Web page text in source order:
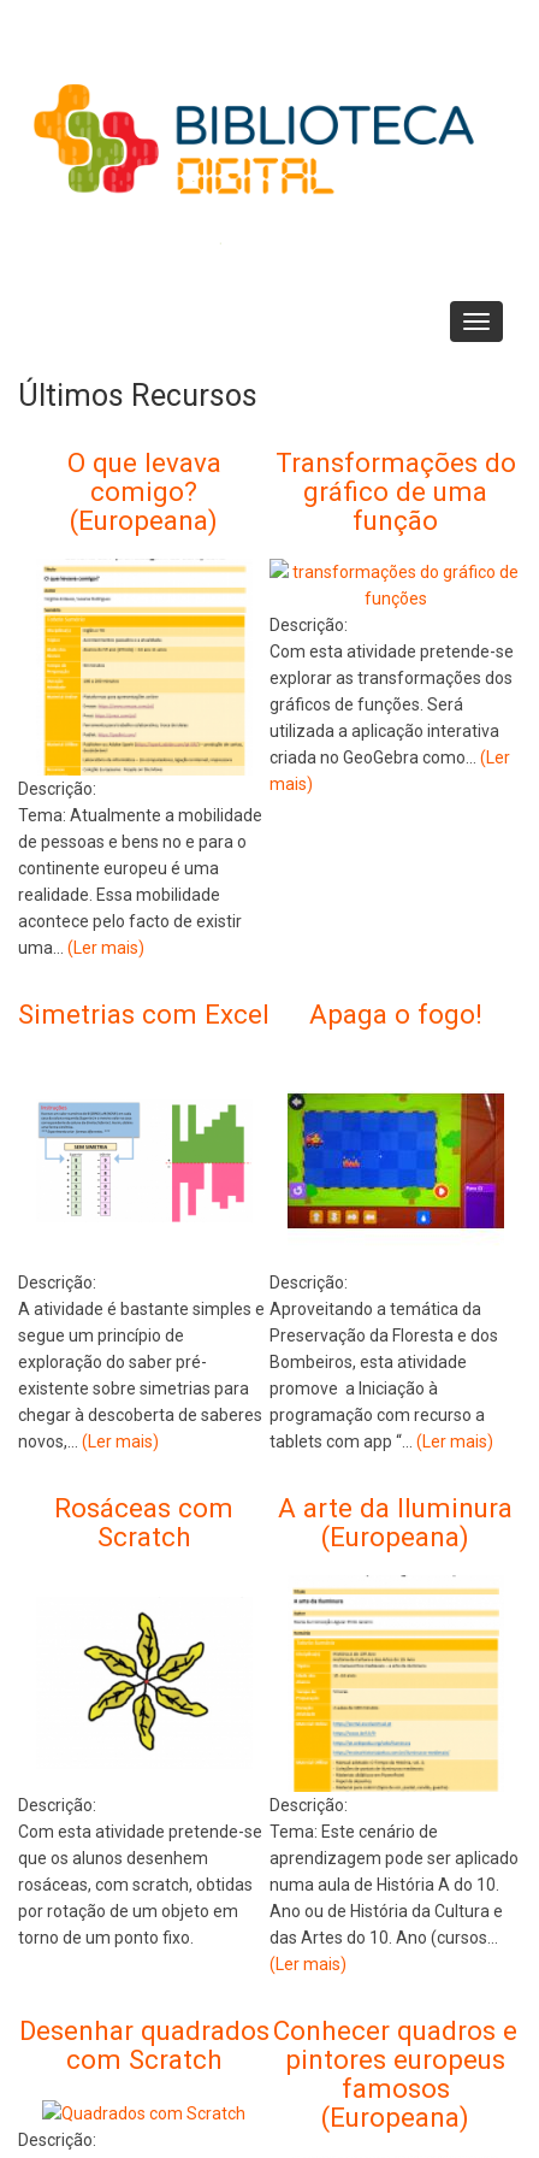
conteúdo
principal
Toggle
Últimos Recursos
O que levava
comigo?
(Europeana)
Descrição:
Tema: Atualmente a mobilidade
de pessoas e bens no e para o
continente europeu é uma
realidade. Essa mobilidade
acontece pelo facto de existir
uma… (Ler mais)
Transformações do
gráfico de uma
função
Descrição:
Com esta atividade pretende-se
explorar as transformações dos
gráficos de funções. Será
utilizada a aplicação interativa
criada no GeoGebra como… (Ler
mais)
Simetrias com Excel
Descrição:
A atividade é bastante simples e
segue um princípio de
exploração do saber pré-
existente sobre simetrias para
chegar à descoberta de saberes
novos,… (Ler mais)
Apaga o fogo!
Descrição:
Aproveitando a temática da
Preservação da Floresta e dos
Bombeiros, esta atividade
promove a Iniciação à
programação com recurso a
tablets com app “… (Ler mais)
Rosáceas com
Scratch
Descrição:
Com esta atividade pretende-se
que os alunos desenhem
rosáceas, com scratch, obtidas
por rotação de um objeto em
torno de um ponto fixo.
A arte da Iluminura
(Europeana)
Descrição:
Tema: Este cenário de
aprendizagem pode ser aplicado
numa aula de História A do 10.
Ano ou de História da Cultura e
das Artes do 10. Ano (cursos…
(Ler mais)
Desenhar quadrados
com Scratch
Descrição:
Conhecer quadros e
pintores europeus
famosos
(Europeana)